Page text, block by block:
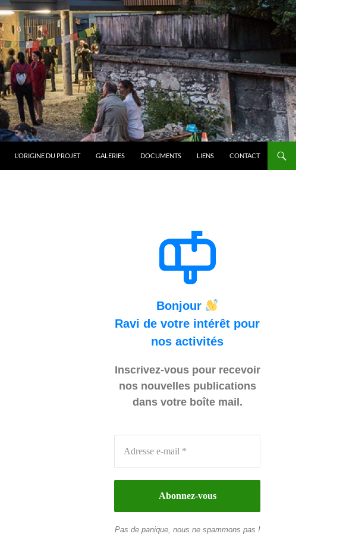
L’ORIGINE DU PROJET GALERIES DOCUMENTS LIENS CONTACT
Bonjour
Ravi de votre intérêt pour
nos activités
Inscrivez-vous pour recevoir
nos nouvelles publications
dans votre boîte mail.
Pas de panique, nous ne spammons pas !